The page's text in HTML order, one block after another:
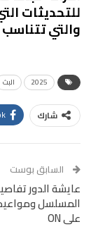
للتحديثات
والتي
2025 البث
شارك
Tumblr
البريد الإلكتروني
Digg
السابق بوست
عايشة الدور
المسلسل
على ON